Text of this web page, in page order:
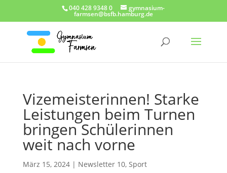
040 428 9348 0 gymnasium-
farmsen@bsfb.hamburg.de
Vizemeisterinnen! Starke
Leistungen beim Turnen
bringen Schülerinnen
weit nach vorne
März 15, 2024| Newsletter 10, Sport